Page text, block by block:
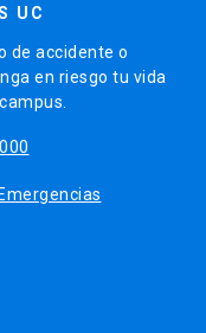
UC
de accidente o
en riesgo tu vida